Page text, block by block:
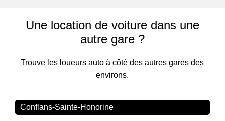
Une location de voiture dans une
autre gare ?
Trouve les loueurs auto à côté des autres gares des
environs.
Conflans-Sainte-Honorine